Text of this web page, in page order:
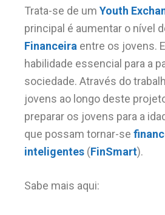
Trata-se de um Youth
principal é aumentar o nível
Financeira entre os jovens.
habilidade essencial para a
sociedade. Através do
jovens ao longo deste
preparar os jovens para a
que possam tornar-se
inteligentes (FinSmart).
Sabe mais aqui: